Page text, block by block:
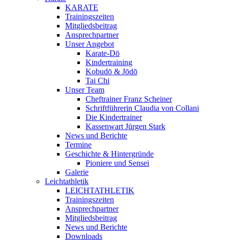
KARATE
Trainingszeiten
Mitgliedsbeitrag
Ansprechpartner
Unser Angebot
Karate-Dō
Kindertraining
Kobudō & Jōdō
Tai Chi
Unser Team
Cheftrainer Franz Scheiner
Schriftführerin Claudia von Collani
Die Kindertrainer
Kassenwart Jürgen Stark
News und Berichte
Termine
Geschichte & Hintergründe
Pioniere und Sensei
Galerie
Leichtathletik
LEICHTATHLETIK
Trainingszeiten
Ansprechpartner
Mitgliedsbeitrag
News und Berichte
Downloads